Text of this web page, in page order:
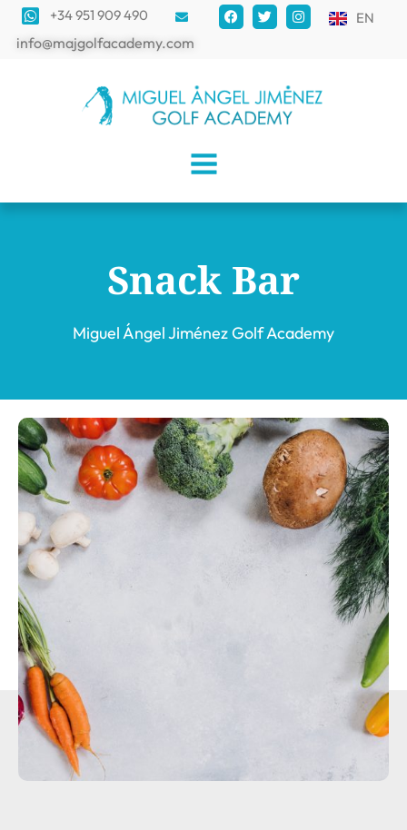
+34 951 909 490
info@majgolfacademy.com
EN
Snack Bar
Miguel Ángel Jiménez Golf Academy